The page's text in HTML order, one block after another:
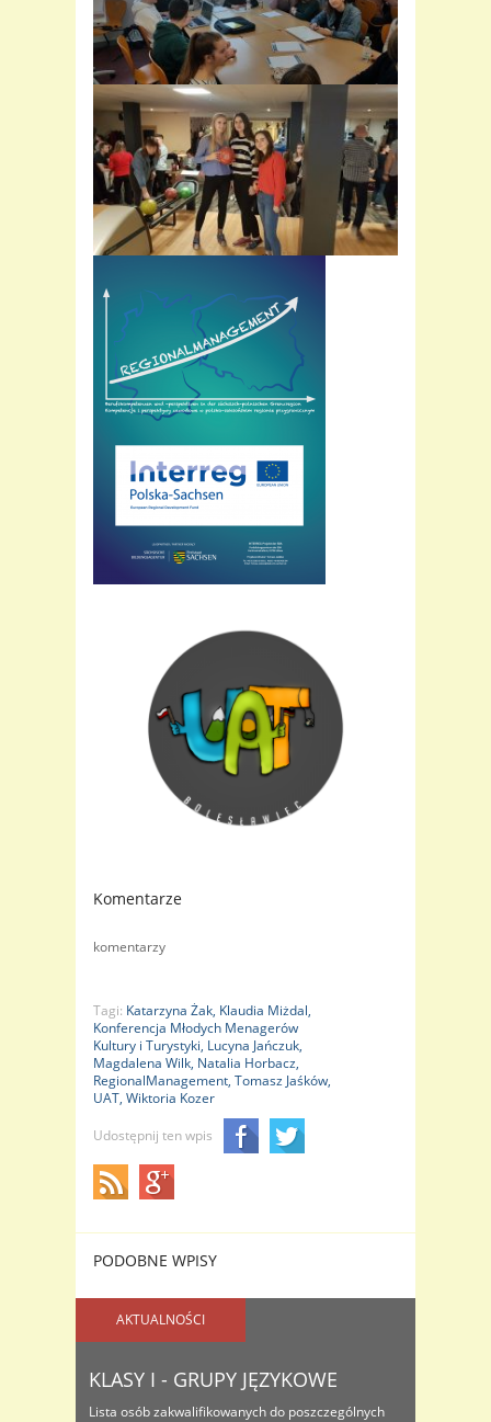
Komentarze
komentarzy
Tagi: Katarzyna Żak, Klaudia Miżdal,
Konferencja Młodych Menagerów
Kultury i Turystyki, Lucyna Jańczuk,
Magdalena Wilk, Natalia Horbacz,
RegionalManagement, Tomasz Jaśków,
UAT, Wiktoria Kozer
Udostępnij ten wpis
PODOBNE WPISY
AKTUALNOŚCI
KLASY I - GRUPY JĘZYKOWE
Lista osób zakwalifikowanych do poszczególnych